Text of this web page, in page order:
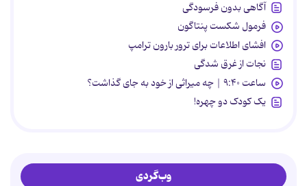
آگاهی بدون فرسودگی
فرمول شکست پنتاگون
افشای اطلاعات برای ترور بارون ترامپ
نجات از غرق شدگی
ساعت ۹:۴۰ | چه میراثی از خود به جای گذاشت؟
یک کودک دو چهره!
وب‌گردی